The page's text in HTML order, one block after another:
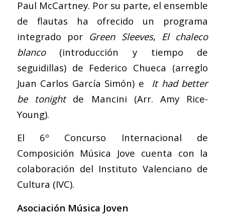
Paul McCartney. Por su parte, el ensemble
de flautas ha ofrecido un programa
integrado por Green Sleeves, El chaleco
blanco(introducción y tiempo de
seguidillas) de Federico Chueca (arreglo
Juan Carlos García Simón) e It had better
be tonightde Mancini (Arr. Amy Rice-
Young).
El 6º Concurso Internacional de
Composición Música Jove cuenta con la
colaboración del Instituto Valenciano de
Cultura (IVC).
Asociación Música Joven